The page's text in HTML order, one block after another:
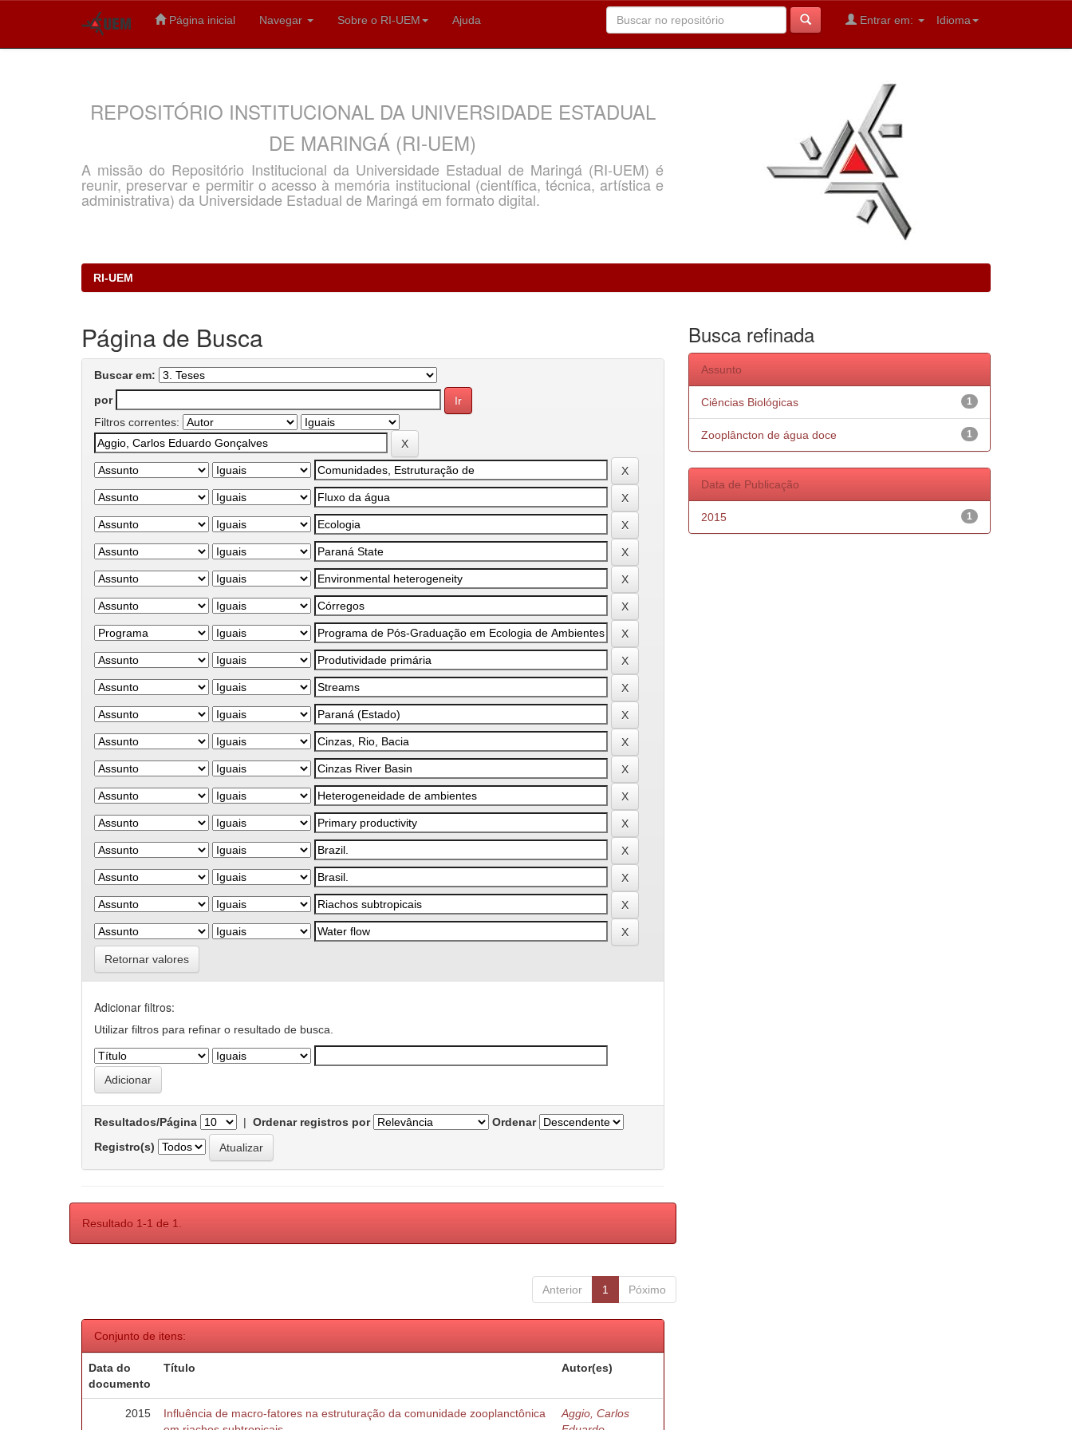
Página inicial Navegar Sobre o RI-UEM Ajuda Idioma
Entrar em:
REPOSITÓRIO INSTITUCIONAL DA UNIVERSIDADE ESTADUAL
DE MARINGÁ (RI-UEM)
A missão do Repositório Institucional da Universidade Estadual de Maringá (RI-UEM) é
reunir, preservar e permitir o acesso à memória institucional (científica, técnica, artística e
administrativa) da Universidade Estadual de Maringá em formato digital.
RI-UEM
Página de Busca
Buscar em:
por
Filtros correntes:
Retornar valores
Adicionar filtros:
Utilizar filtros para refinar o resultado de busca.
Resultados/Página | Ordenar registros por
Ordenar
Registro(s)
Resultado 1-1 de 1.
Anterior 1 Póximo
Conjunto de itens:
Data do
documento
Título Autor(es)
2015
Influência de macro-fatores na estruturação da comunidade zooplanctônica
Aggio, Carlos
Busca refinada
Assunto
1
Ciências Biológicas
1
Zooplâncton de água doce
Data de Publicação
1
2015